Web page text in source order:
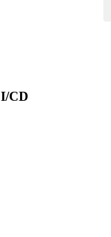
CD